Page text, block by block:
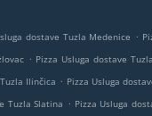
dostave Tuzla Medenice .
. Pizza Usluga dostave
Ilinčica . Pizza Usluga
Tuzla Slatina . Pizza Usluga